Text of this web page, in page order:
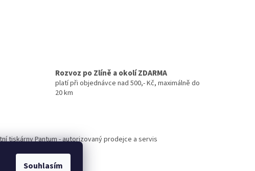
Souhlasím
Rozvoz po Zlíně a okolí ZDARMA
platí při objednávce nad 500,- Kč, maximálně do
20 km
tiskárny Pantum - autorizovaný prodejce a servis